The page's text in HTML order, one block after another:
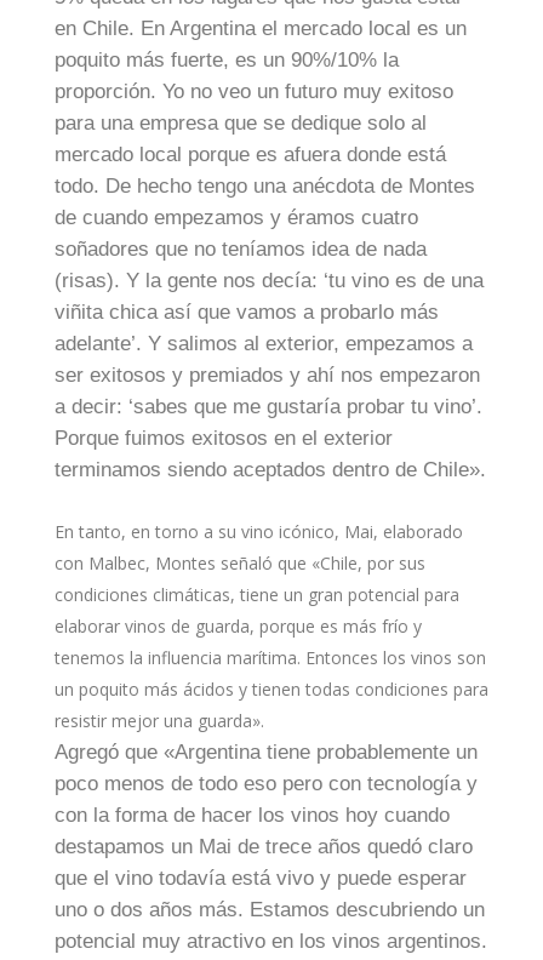
en Chile. En Argentina el mercado local es un
poquito más fuerte, es un 90%/10% la
proporción. Yo no veo un futuro muy exitoso
para una empresa que se dedique solo al
mercado local porque es afuera donde está
todo. De hecho tengo una anécdota de Montes
de cuando empezamos y éramos cuatro
soñadores que no teníamos idea de nada
(risas). Y la gente nos decía: ‘tu vino es de una
viñita chica así que vamos a probarlo más
adelante’. Y salimos al exterior, empezamos a
ser exitosos y premiados y ahí nos empezaron
a decir: ‘sabes que me gustaría probar tu vino’.
Porque fuimos exitosos en el exterior
terminamos siendo aceptados dentro de Chile».
En tanto, en torno a su vino icónico, Mai, elaborado
con Malbec, Montes señaló que «Chile, por sus
condiciones climáticas, tiene un gran potencial para
elaborar vinos de guarda, porque es más frío y
tenemos la influencia marítima. Entonces los vinos son
un poquito más ácidos y tienen todas condiciones para
resistir mejor una guarda».
Agregó que «Argentina tiene probablemente un
poco menos de todo eso pero con tecnología y
con la forma de hacer los vinos hoy cuando
destapamos un Mai de trece años quedó claro
que el vino todavía está vivo y puede esperar
uno o dos años más. Estamos descubriendo un
potencial muy atractivo en los vinos argentinos.